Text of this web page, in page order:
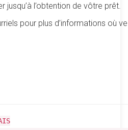
jusqu’à l’obtention de vôtre prêt.
pour plus d’informations où